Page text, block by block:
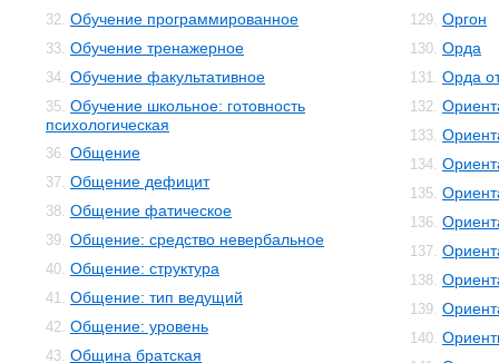
32. Обучение программированное
33. Обучение тренажерное
34. Обучение факультативное
35. Обучение школьное: готовность
психологическая
36. Общение
37. Общение дефицит
38. Общение фатическое
39. Общение: средство невербальное
40. Общение: структура
41. Общение: тип ведущий
42. Общение: уровень
43. Община братская
129. Оргон
130. Орда
131. Орда
132.
133.
134.
135.
136.
137.
138.
139.
140.